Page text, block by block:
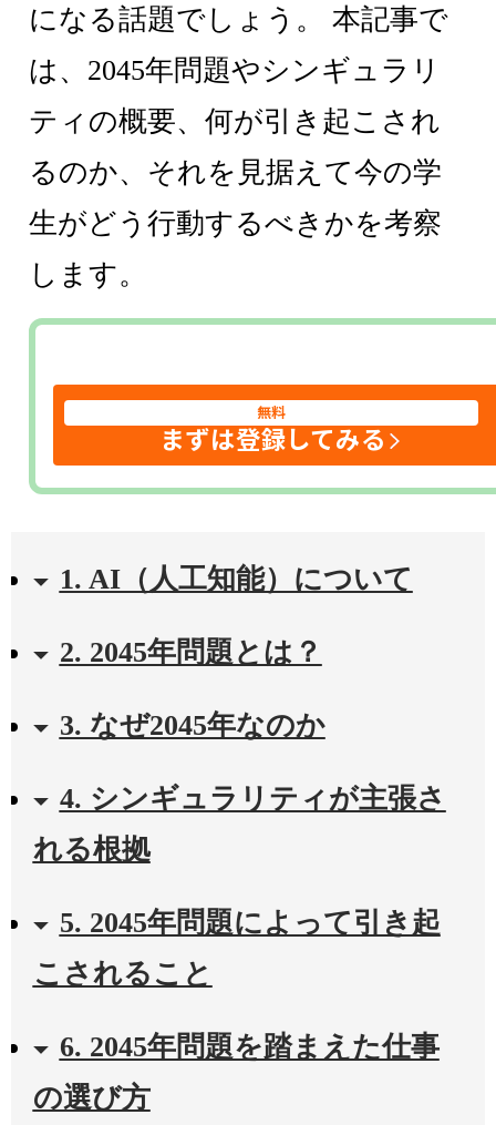
になる話題でしょう。 本記事で
は、2045年問題やシンギュラリ
ティの概要、何が引き起こされ
るのか、それを見据えて今の学
生がどう行動するべきかを考察
します。
無料
まずは登録してみる
1. AI（人工知能）について
2. 2045年問題とは？
3. なぜ2045年なのか
4. シンギュラリティが主張さ
れる根拠
5. 2045年問題によって引き起
こされること
6. 2045年問題を踏まえた仕事
の選び方